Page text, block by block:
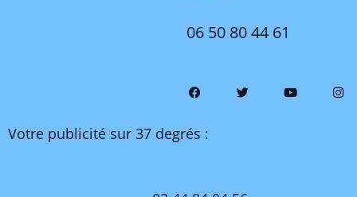
06 50 80 44 61
Votre publicité sur 37 degrés :